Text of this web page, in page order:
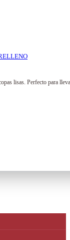
lisas. Perfecto para